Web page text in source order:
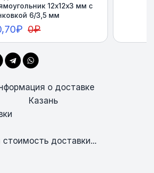
12х12х3 мм с
6/3,5 мм
₽ 0₽
Купить
о доставке
Казань
доставки...